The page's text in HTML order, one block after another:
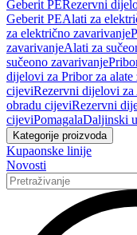
Geberit PERezervni
Geberit PEAlati za
za električno zavarivanje
zavarivanjeAlati za
sučeono zavarivanje
dijelovi za Pribor za alate
cijeviRezervni dijelovi
obradu cijeviRezervni
cijeviPomagalaDaljinski
Kategorije proizvoda
Kupaonske linije
Novosti